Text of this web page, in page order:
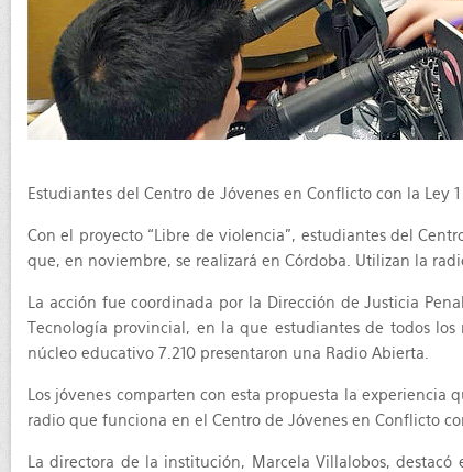
Estudiantes del Centro de Jóvenes en Conflicto con la
Con el proyecto “Libre de violencia”, estudiantes del
que, en noviembre, se realizará en Córdoba. Utilizan la
La acción fue coordinada por la Dirección de Justicia
Tecnología provincial, en la que estudiantes de todos
núcleo educativo 7.210 presentaron una Radio Abierta.
Los jóvenes comparten con esta propuesta la
radio que funciona en el Centro de Jóvenes en Conflicto
La directora de la institución, Marcela Villalobos,